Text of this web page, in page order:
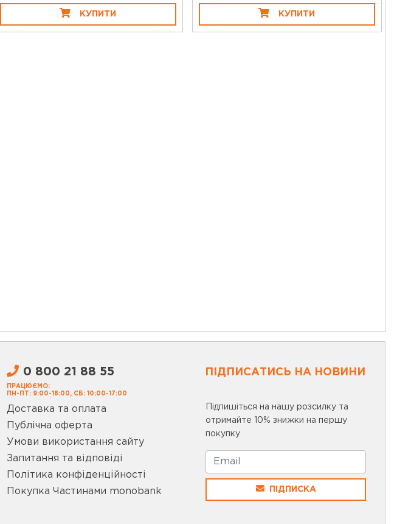
КУПИТИ КУПИТИ
0 800 21 88 55
ПРАЦЮЄМО:
ПН-ПТ: 9:00-18:00, СБ: 10:00-17:00
Доставка та оплата
Публічна оферта
Умови використання сайту
Запитання та відповіді
Політика конфіденційності
Покупка Частинами monobank
ПІДПИСАТИСЬ НА НОВИНИ
Підпишіться на нашу розсилку та
отримайте 10% знижки на першу
покупку
ПІДПИСКА